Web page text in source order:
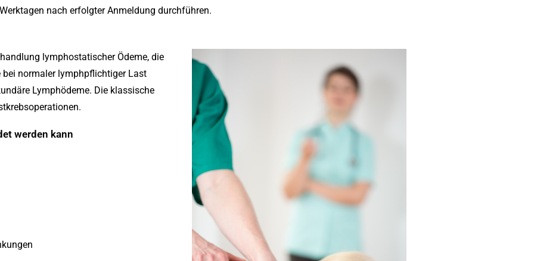
nach erfolgter Anmeldung durchführen.
lymphostatischer Ödeme, die
normaler lymphpflichtiger Last
Lymphödeme. Die klassische
werden kann